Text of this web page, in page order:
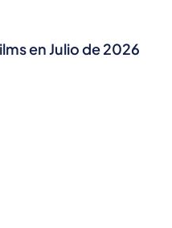
en Julio de 2026